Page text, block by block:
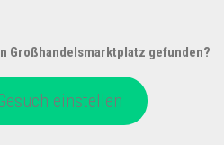
Großhandelsmarktplatz gefunden?
einstellen